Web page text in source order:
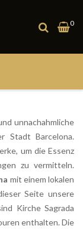
0
unnachahmliche
Stadt Barcelona.
um die Essenz
zu vermitteln.
mit einem lokalen
Seite unsere
Kirche Sagrada
enthalten. Die